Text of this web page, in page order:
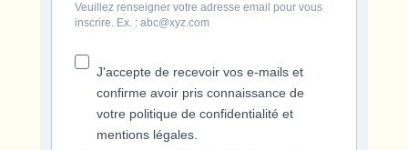
Veuillez renseigner votre adresse email pour vous
inscrire. Ex. : abc@xyz.com
J'accepte de recevoir vos e-mails et
confirme avoir pris connaissance de
votre politique de confidentialité et
mentions légales.